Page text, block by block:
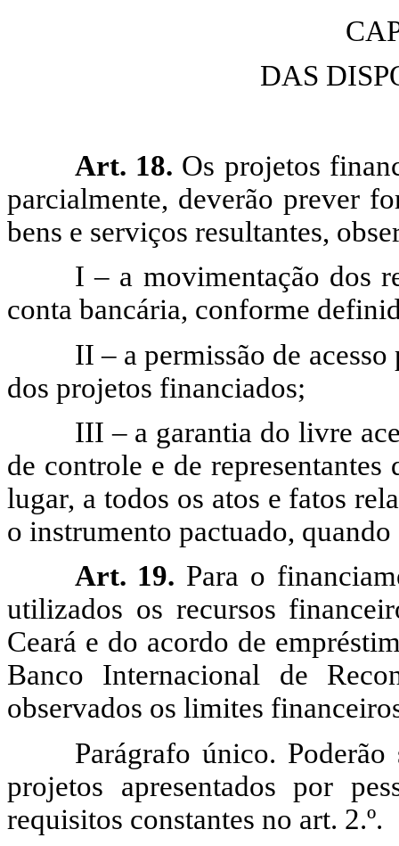
DAS
Art. 18. Os projetos
parcialmente, deverão prever
bens e serviços resultantes,
I – a movimentação dos
conta bancária, conforme
II – a permissão de
dos projetos financiados;
III – a garantia do livre
de controle e de
lugar, a todos os atos e fatos
o instrumento pactuado,
Art. 19. Para o
utilizados os recursos
Ceará e do acordo de
Banco Internacional de
observados os limites
Parágrafo único.
projetos apresentados por
requisitos constantes no art. 2.º.